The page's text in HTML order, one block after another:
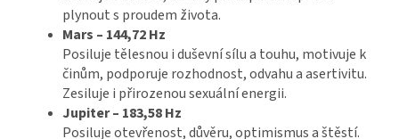
plynout s proudem života.
Mars – 144,72 Hz
Posiluje tělesnou i duševní sílu a touhu, motivuje k
činům, podporuje rozhodnost, odvahu a asertivitu.
Zesiluje i přirozenou sexuální energii.
Jupiter – 183,58 Hz
Posiluje otevřenost, důvěru, optimismus a štěstí.